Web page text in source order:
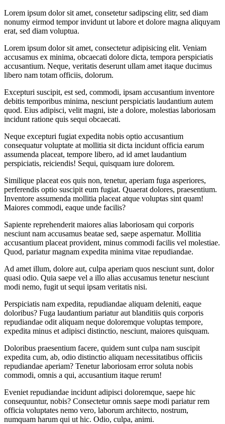
Lorem ipsum dolor sit amet, consetetur sadipscing elitr, sed diam
nonumy eirmod tempor invidunt ut labore et dolore magna aliquyam
erat, sed diam voluptua.
Lorem ipsum dolor sit amet, consectetur adipisicing elit. Veniam
accusamus ex minima, obcaecati dolore dicta, tempora perspiciatis
accusantium. Neque, veritatis deserunt ullam amet itaque ducimus
libero nam totam officiis, dolorum.
Excepturi suscipit, est sed, commodi, ipsam accusantium inventore
debitis temporibus minima, nesciunt perspiciatis laudantium autem
quod. Eius adipisci, velit magni, iste a dolore, molestias laboriosam
incidunt ratione quis sequi obcaecati.
Neque excepturi fugiat expedita nobis optio accusantium
consequatur voluptate at mollitia sit dicta incidunt officia earum
assumenda placeat, tempore libero, ad id amet laudantium
perspiciatis, reiciendis! Sequi, quisquam iure dolorem.
Similique placeat eos quis non, tenetur, aperiam fuga asperiores,
perferendis optio suscipit eum fugiat. Quaerat dolores, praesentium.
Inventore assumenda mollitia placeat atque voluptas sint quam!
Maiores commodi, eaque unde facilis?
Sapiente reprehenderit maiores alias laboriosam qui corporis
nesciunt nam accusamus beatae sed, saepe aspernatur. Mollitia
accusantium placeat provident, minus commodi facilis vel molestiae.
Quod, pariatur magnam expedita minima vitae repudiandae.
Ad amet illum, dolore aut, culpa aperiam quos nesciunt sunt, dolor
quasi odio. Quia saepe vel a illo alias accusamus tenetur nesciunt
modi nemo, fugit ut sequi ipsam veritatis nisi.
Perspiciatis nam expedita, repudiandae aliquam deleniti, eaque
doloribus? Fuga laudantium pariatur aut blanditiis quis corporis
repudiandae odit aliquam neque doloremque voluptas tempore,
expedita minus et adipisci distinctio, nesciunt, maiores quisquam.
Doloribus praesentium facere, quidem sunt culpa nam suscipit
expedita cum, ab, odio distinctio aliquam necessitatibus officiis
repudiandae aperiam? Tenetur laboriosam error soluta nobis
commodi, omnis a qui, accusantium itaque rerum!
Eveniet repudiandae incidunt adipisci doloremque, saepe hic
consequuntur, nobis? Consectetur omnis saepe modi pariatur rem
officia voluptates nemo vero, laborum architecto, nostrum,
numquam harum qui ut hic. Odio, culpa, animi.